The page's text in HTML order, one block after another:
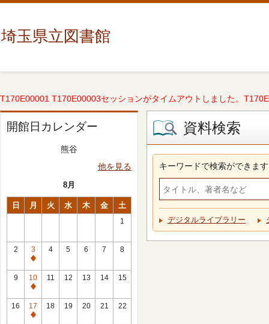
埼玉県立図書館
T170E00001 T170E00003セッションがタイムアウトしました。
開館日カレンダー
熊谷
他を見る
8月
日 月 火 水 木 金 土
1
2
3
休
館
日
4 5 6 7 8
9
10
休
館
日
11 12 13 14 15
16
17
休
18 19 20 21 22
資料検索
キーワードで検索ができます
デジタルライブラリー